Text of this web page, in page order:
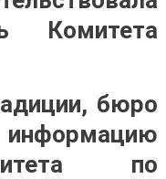
Комитета
бюро
по